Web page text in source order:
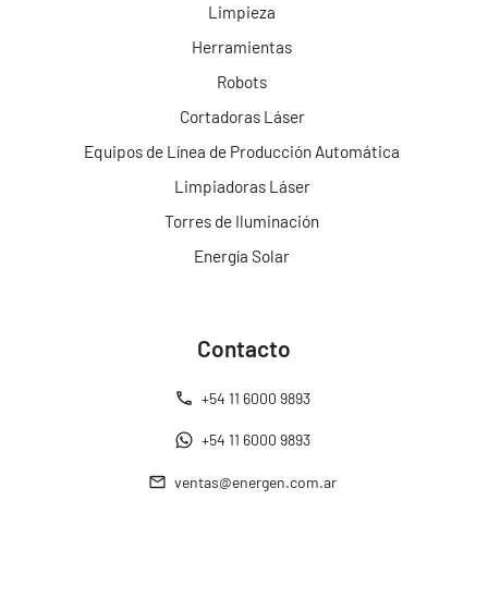
Limpieza
Herramientas
Robots
Cortadoras Láser
Equipos de Línea de Producción Automática
Limpiadoras Láser
Torres de Iluminación
Energía Solar
Contacto
+54 11 6000 9893
+54 11 6000 9893
ventas@energen.com.ar